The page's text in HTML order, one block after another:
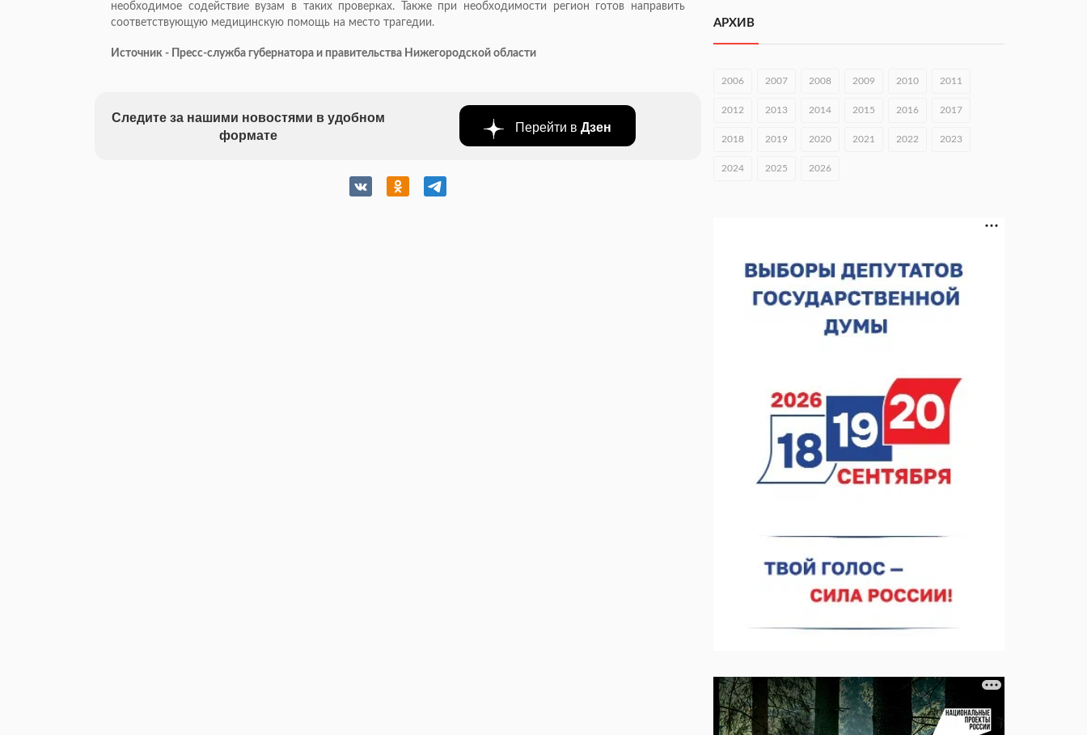
необходимое содействие вузам в таких проверках. Также при необходимости регион готов направить
соответствующую медицинскую помощь на место трагедии.
Источник - Пресс-служба губернатора и правительства Нижегородской области
Следите за нашими новостями в удобном
формате
Перейти в Дзен
С 8 августа изменят схему движения на въезде в
оперштаба
В Чкаловске спустили на воду «Метеор-120Р»
07.08.2026 13:48
В Нижнем Новгороде отметили 70-летие Дня
строителя
07.08.2026 13:15
спортобъектов выросла на 28%
07.08.2026 12:15
В Нижнем Новгороде прошло совещание
Росгвардии
07.08.2026 12:04
АРХИВ
2006 2007 2008 2009 2010 2011
2012 2013 2014 2015 2016 2017
2018 2019 2020 2021 2022 2023
2024 2025 2026